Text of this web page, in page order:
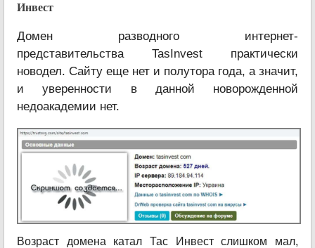
Инвест
Домен разводного интернет-
представительства TasInvest практически
новодел. Сайту еще нет и полутора года, а значит,
и уверенности в данной новорожденной
недоакадемии нет.
Возраст домена катал Тас Инвест слишком мал,